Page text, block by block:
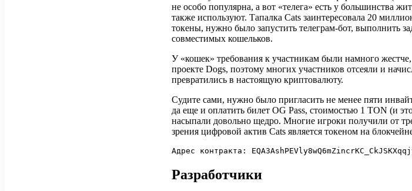
не особо популярна, а вот «телега» есть у большинства
также используют. Тапалка Cats заинтересовала 20
токены, нужно было запустить телеграм-бот, выполнить
совместимых кошельков.
У «кошек» требования к участникам были намного
проекте Dogs, поэтому многих участников отсеяли и
превратились в настоящую криптовалюту.
Судите сами, нужно было пригласить не менее пяти
да еще и оплатить билет OG Pass, стоимостью 1 TON (и
насыпали довольно щедро. Многие игроки получили от
зрения цифровой актив Cats является токеном на
Адрес контракта:
Разработчики